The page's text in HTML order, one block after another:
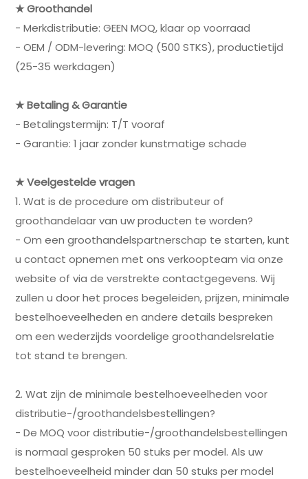
★ Groothandel
- Merkdistributie: GEEN MOQ, klaar op voorraad
- OEM / ODM-levering: MOQ (500 STKS), productietijd
(25-35 werkdagen)
★ Betaling & Garantie
- Betalingstermijn: T/T vooraf
- Garantie: 1 jaar zonder kunstmatige schade
★ Veelgestelde vragen
1. Wat is de procedure om distributeur of
groothandelaar van uw producten te worden?
- Om een groothandelspartnerschap te starten, kunt
u contact opnemen met ons verkoopteam via onze
website of via de verstrekte contactgegevens. Wij
zullen u door het proces begeleiden, prijzen, minimale
bestelhoeveelheden en andere details bespreken
om een wederzijds voordelige groothandelsrelatie
tot stand te brengen.
2. Wat zijn de minimale bestelhoeveelheden voor
distributie-/groothandelsbestellingen?
- De MOQ voor distributie-/groothandelsbestellingen
is normaal gesproken 50 stuks per model. Als uw
bestelhoeveelheid minder dan 50 stuks per model